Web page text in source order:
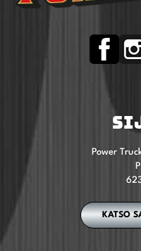
Power
KATSO